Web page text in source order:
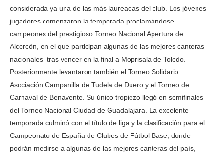
considerada ya una de las más laureadas del club. Los jóvenes
jugadores comenzaron la temporada proclamándose
campeones del prestigioso Torneo Nacional Apertura de
Alcorcón, en el que participan algunas de las mejores canteras
nacionales, tras vencer en la final a Moprisala de Toledo.
Posteriormente levantaron también el Torneo Solidario
Asociación Campanilla de Tudela de Duero y el Torneo de
Carnaval de Benavente. Su único tropiezo llegó en semifinales
del Torneo Nacional Ciudad de Guadalajara. La excelente
temporada culminó con el título de liga y la clasificación para el
Campeonato de España de Clubes de Fútbol Base, donde
podrán medirse a algunas de las mejores canteras del país,